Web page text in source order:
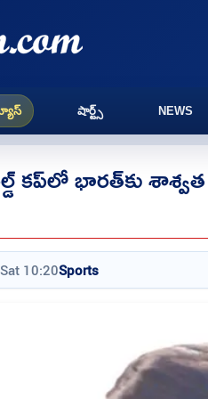
షార్ట్స్ NEWS
కప్‌లో భారత్‌కు
10:20Sports